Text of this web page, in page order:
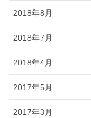
2018年8月
2018年7月
2018年4月
2017年5月
2017年3月